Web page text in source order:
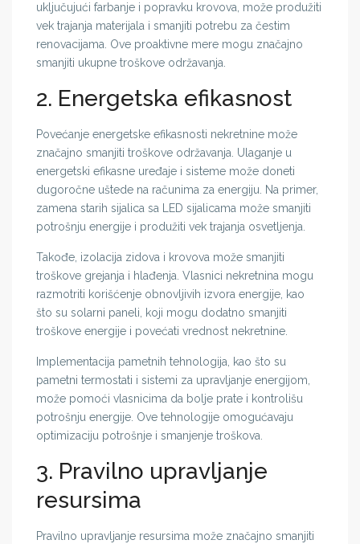
uključujući farbanje i popravku krovova, može produžiti
vek trajanja materijala i smanjiti potrebu za čestim
renovacijama. Ove proaktivne mere mogu značajno
smanjiti ukupne troškove održavanja.
2. Energetska efikasnost
Povećanje energetske efikasnosti nekretnine može
značajno smanjiti troškove održavanja. Ulaganje u
energetski efikasne uređaje i sisteme može doneti
dugoročne uštede na računima za energiju. Na primer,
zamena starih sijalica sa LED sijalicama može smanjiti
potrošnju energije i produžiti vek trajanja osvetljenja.
Takođe, izolacija zidova i krovova može smanjiti
troškove grejanja i hlađenja. Vlasnici nekretnina mogu
razmotriti korišćenje obnovljivih izvora energije, kao
što su solarni paneli, koji mogu dodatno smanjiti
troškove energije i povećati vrednost nekretnine.
Implementacija pametnih tehnologija, kao što su
pametni termostati i sistemi za upravljanje energijom,
može pomoći vlasnicima da bolje prate i kontrolišu
potrošnju energije. Ove tehnologije omogućavaju
optimizaciju potrošnje i smanjenje troškova.
3. Pravilno upravljanje
resursima
Pravilno upravljanje resursima može značajno smanjiti